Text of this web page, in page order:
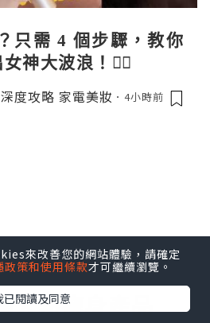
只需 4 個步驟，教你
神大波浪！💇‍♀️
度攻略 家電美妝 4小時前
大熱瘦身產品
來改善您的網站體驗，請確定
政策和使用條款才可繼續瀏覽。
已閱讀及同意